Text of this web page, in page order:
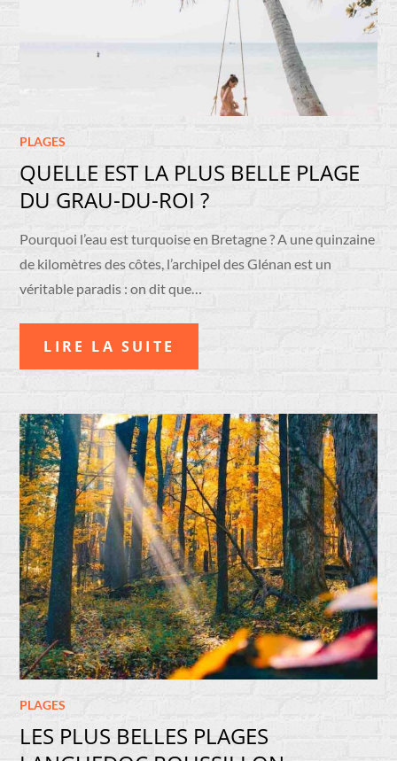
PLAGES
QUELLE EST LA PLUS BELLE PLAGE
DU GRAU-DU-ROI ?
Pourquoi l’eau est turquoise en Bretagne ? A une quinzaine
de kilomètres des côtes, l’archipel des Glénan est un
véritable paradis : on dit que…
LIRE LA SUITE
PLAGES
LES PLUS BELLES PLAGES